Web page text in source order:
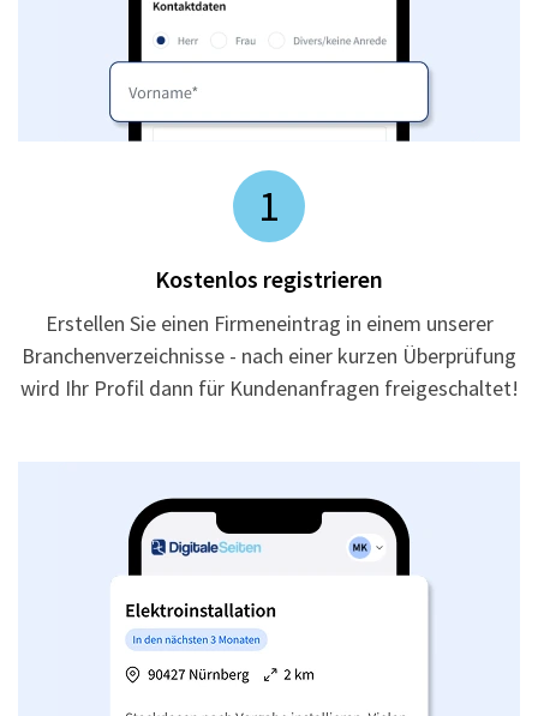
1
Kostenlos registrieren
Erstellen Sie einen Firmeneintrag in einem unserer
Branchenverzeichnisse - nach einer kurzen Überprüfung
wird Ihr Profil dann für Kundenanfragen freigeschaltet!